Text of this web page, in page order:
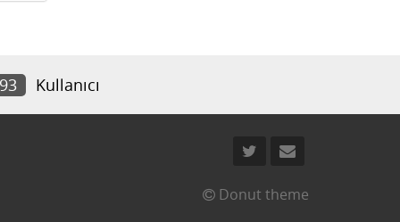
Kullanıcı
Donut theme